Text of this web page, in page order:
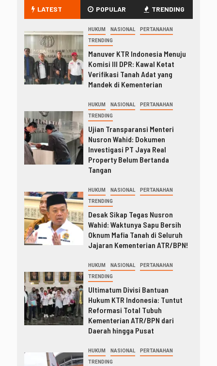
LATEST POPULAR TRENDING
HUKUM NASIONAL PERTANAHAN
TRENDING
Manuver KTR Indonesia Menuju
Komisi III DPR: Kawal Ketat
Verifikasi Tanah Adat yang
Mandek di Kementerian
HUKUM NASIONAL PERTANAHAN
TRENDING
Ujian Transparansi Menteri
Nusron Wahid: Dokumen
Investigasi PT Jaya Real
Property Belum Bertanda
Tangan
HUKUM NASIONAL PERTANAHAN
TRENDING
Desak Sikap Tegas Nusron
Wahid: Waktunya Sapu Bersih
Oknum Mafia Tanah di Seluruh
Jajaran Kementerian ATR/BPN!
HUKUM NASIONAL PERTANAHAN
TRENDING
Ultimatum Divisi Bantuan
Hukum KTR Indonesia: Tuntut
Reformasi Total Tubuh
Kementerian ATR/BPN dari
Daerah hingga Pusat
HUKUM NASIONAL PERTANAHAN
TRENDING